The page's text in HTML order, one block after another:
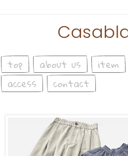
top about us item
access
contact